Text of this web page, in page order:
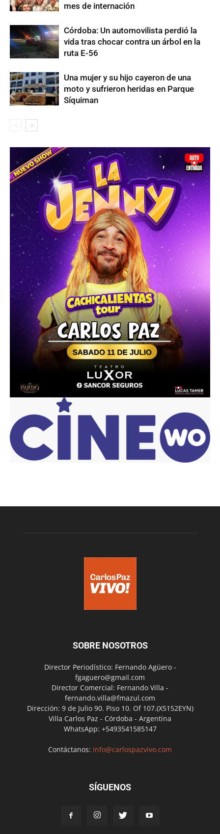
mes de internación
Córdoba: Un automovilista perdió la
vida tras chocar contra un árbol en la
ruta E-56
Una mujer y su hijo cayeron de una
moto y sufrieron heridas en Parque
Síquiman
SOBRE NOSOTROS
Director Periodístico: Fernando Agüero -
fgaguero@gmail.com
Director Comercial: Fernando Villa -
fernando.villa@fmazul.com
Dirección: 9 de Julio 90. Piso 10. Of 107.(X5152EYN)
Villa Carlos Paz - Córdoba - Argentina
WhatsApp: +5493541585147
Contáctanos: info@carlospazvivo.com
SÍGUENOS